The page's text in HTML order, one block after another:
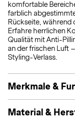
komfortable
farblich
Rückseite, während
Erfahre herrlichen
Qualität mit Anti-
an der frischen Luft
Styling-Verlass.
Merkmale &
Material &